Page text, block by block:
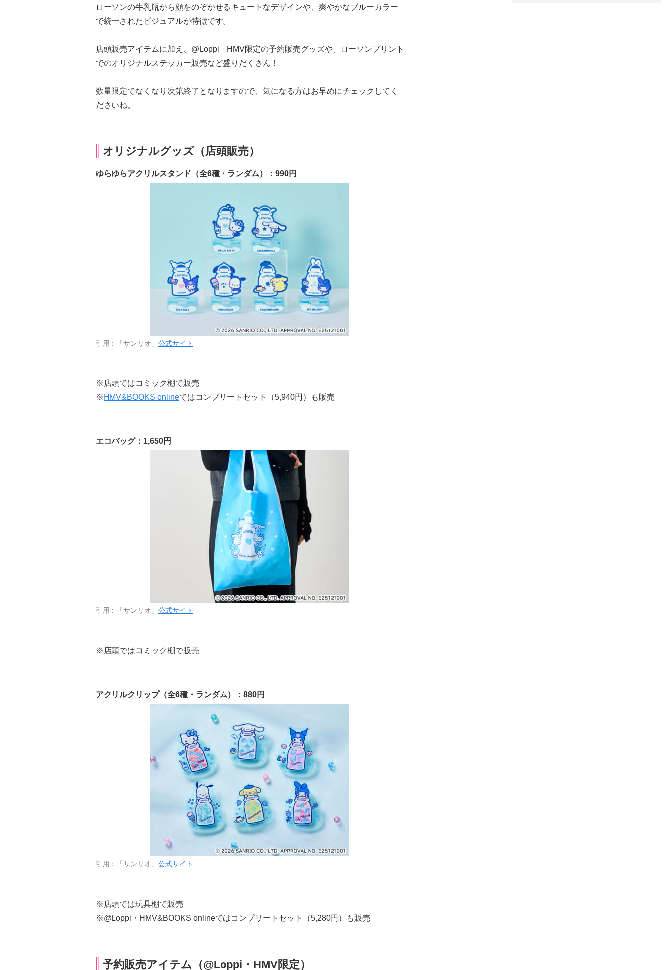
ローソンの牛乳瓶から顔をのぞかせるキュートなデザインや、爽やかなブルーカラー
で統一されたビジュアルが特徴です。
店頭販売アイテムに加え、@Loppi・HMV限定の予約販売グッズや、ローソンプリント
でのオリジナルステッカー販売など盛りだくさん！
数量限定でなくなり次第終了となりますので、気になる方はお早めにチェックしてく
ださいね。
オリジナルグッズ（店頭販売）
ゆらゆらアクリルスタンド（全6種・ランダム）：990円
引用：「サンリオ」 公式サイト
※店頭ではコミック棚で販売
※ HMV&BOOKS onlineではコンプリートセット（5,940円）も販売
エコバッグ：1,650円
引用：「サンリオ」 公式サイト
※店頭ではコミック棚で販売
アクリルクリップ（全6種・ランダム）：880円
引用：「サンリオ」 公式サイト
※店頭では玩具棚で販売
※@Loppi・HMV&BOOKS onlineではコンプリートセット（5,280円）も販売
予約販売アイテム（@Loppi・HMV限定）